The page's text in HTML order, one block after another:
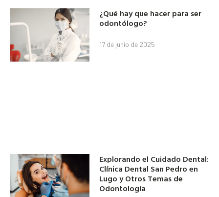
¿Qué hay que hacer para ser
odontólogo?
17 de junio de 2025
Explorando el Cuidado Dental:
Clínica Dental San Pedro en
Lugo y Otros Temas de
Odontología